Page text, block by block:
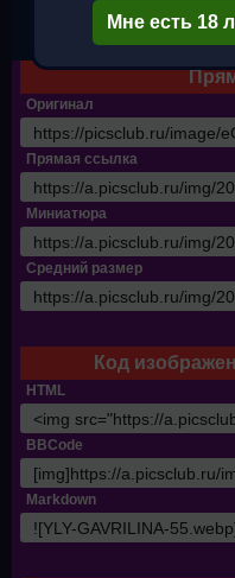
✔
Оригинал
Прямая ссылка
Миниатюра
Средний размер
Код
HTML
BBCode
Markdown
Мне есть 18